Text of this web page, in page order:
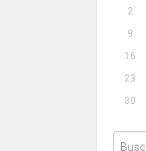
2
9
16
23
30